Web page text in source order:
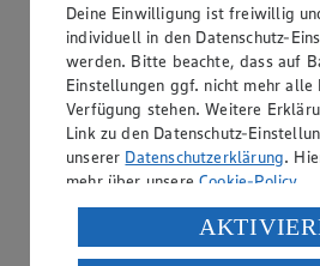
Gültig ab 13.08.2026
0.99 -44%
Rabattierter Preis von
Rabatt)
holl. Schnittkäse, vollmundiger
Fett i. Tr., 100g, (1kg = 9,90)
Deine Einwilligung ist freiwillig
individuell in den Datenschutz-
werden. Bitte beachte, dass auf
Einstellungen ggf. nicht mehr alle
Verfügung stehen. Weitere
Link zu den Datenschutz-
unserer Datenschutzerklärung.
mehr über unsereCookie-Policy.
Verarbeitung deiner
USA durch Facebook und YouTube: